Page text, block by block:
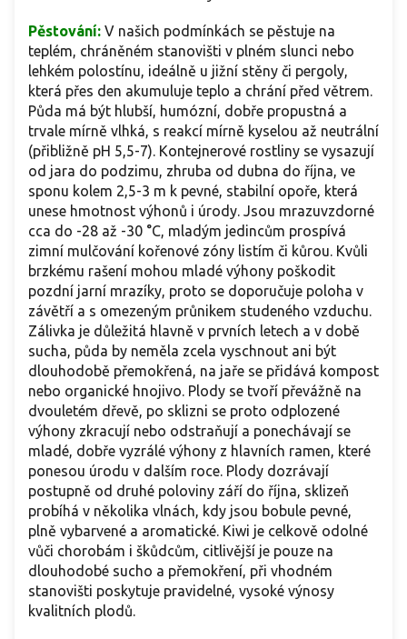
Pěstování: V našich podmínkách se pěstuje na
teplém, chráněném stanovišti v plném slunci nebo
lehkém polostínu, ideálně u jižní stěny či pergoly,
která přes den akumuluje teplo a chrání před větrem.
Půda má být hlubší, humózní, dobře propustná a
trvale mírně vlhká, s reakcí mírně kyselou až neutrální
(přibližně pH 5,5-7). Kontejnerové rostliny se vysazují
od jara do podzimu, zhruba od dubna do října, ve
sponu kolem 2,5-3 m k pevné, stabilní opoře, která
unese hmotnost výhonů i úrody. Jsou mrazuvzdorné
cca do -28 až -30 °C, mladým jedincům prospívá
zimní mulčování kořenové zóny listím či kůrou. Kvůli
brzkému rašení mohou mladé výhony poškodit
pozdní jarní mrazíky, proto se doporučuje poloha v
závětří a s omezeným průnikem studeného vzduchu.
Zálivka je důležitá hlavně v prvních letech a v době
sucha, půda by neměla zcela vyschnout ani být
dlouhodobě přemokřená, na jaře se přidává kompost
nebo organické hnojivo. Plody se tvoří převážně na
dvouletém dřevě, po sklizni se proto odplozené
výhony zkracují nebo odstraňují a ponechávají se
mladé, dobře vyzrálé výhony z hlavních ramen, které
ponesou úrodu v dalším roce. Plody dozrávají
postupně od druhé poloviny září do října, sklizeň
probíhá v několika vlnách, kdy jsou bobule pevné,
plně vybarvené a aromatické. Kiwi je celkově odolné
vůči chorobám i škůdcům, citlivější je pouze na
dlouhodobé sucho a přemokření, při vhodném
stanovišti poskytuje pravidelné, vysoké výnosy
kvalitních plodů.